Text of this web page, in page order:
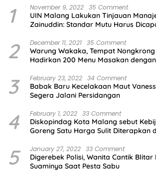
1 November 9, 2022 35 Comment
UIN Malang Lakukan Tinjauan
Zainuddin: Standar Mutu Harus
2 December 11, 2021 35 Comment
Warung Wakaka, Tempat
Hadirkan 200 Menu Masakan
3 February 23, 2022 34 Comment
Babak Baru Kecelakaan Maut
Segera Jalani Persidangan
4 February 1, 2022 33 Comment
Diskopindag Kota Malang sebut
Goreng Satu Harga Sulit Diterapkan
5 January 27, 2022 33 Comment
Digerebek Polisi, Wanita Cantik
Suaminya Saat Pesta Sabu